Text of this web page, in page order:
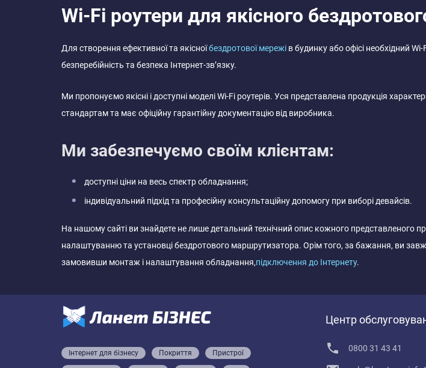
Wi-Fi роутери для якісного
Для створення ефективної та якісноїбездротової мережі в будинку або офісі необхідний
безперебійність та безпека Інтернет-зв’язку.
Ми пропонуємо якісні і доступні моделі Wi-Fi роутерів. Уся представлена продукція
стандартам та має офіційну гарантійну документацію від виробника.
Ми забезпечуємо своїм клієнтам:
доступні ціни на весь спектр обладнання;
індивідуальний підхід та професійну консультаційну допомогу при виборі девайсів.
На нашому сайті ви знайдете не лише детальний технічний опис кожного представленого
налаштуванню та установці бездротового маршрутизатора. Орім того, за бажання, ви
замовивши монтаж і налаштування обладнання,підключення до Інтернету.
Інтернет для бізнесу Покриття Пристрої
Центр
0800 31 43 41